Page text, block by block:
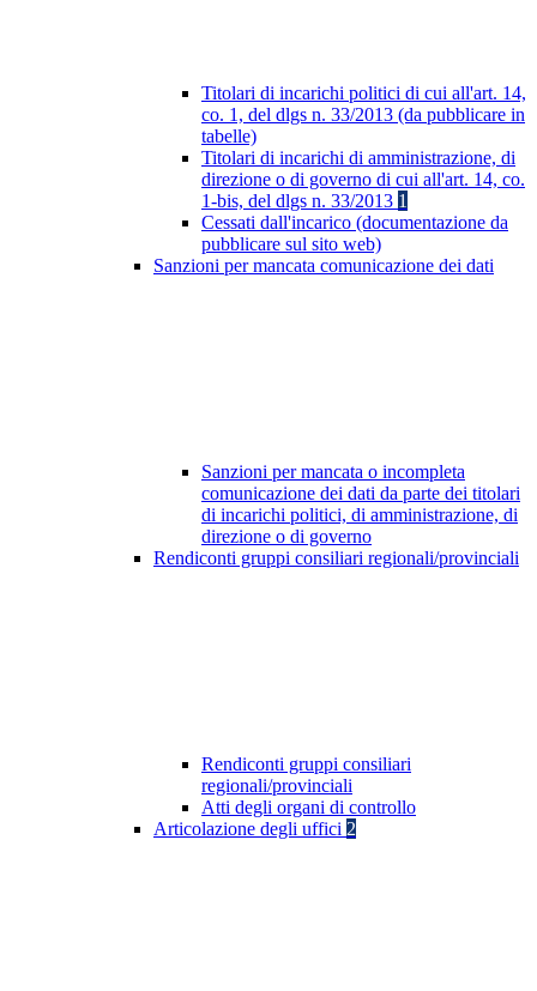
Titolari di incarichi politici di cui all'art. 14,
co. 1, del dlgs n. 33/2013 (da pubblicare in
tabelle)
Titolari di incarichi di amministrazione, di
direzione o di governo di cui all'art. 14, co.
1-bis, del dlgs n. 33/2013 1
Cessati dall'incarico (documentazione da
pubblicare sul sito web)
Sanzioni per mancata comunicazione dei dati
Sanzioni per mancata o incompleta
comunicazione dei dati da parte dei titolari
di incarichi politici, di amministrazione, di
direzione o di governo
Rendiconti gruppi consiliari regionali/provinciali
Rendiconti gruppi consiliari
regionali/provinciali
Atti degli organi di controllo
Articolazione degli uffici 2